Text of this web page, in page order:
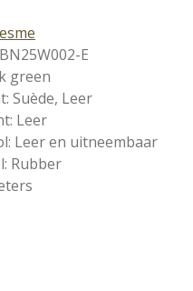
E
green
Suède, Leer
Leer
Leer en uitneembaar
Rubber